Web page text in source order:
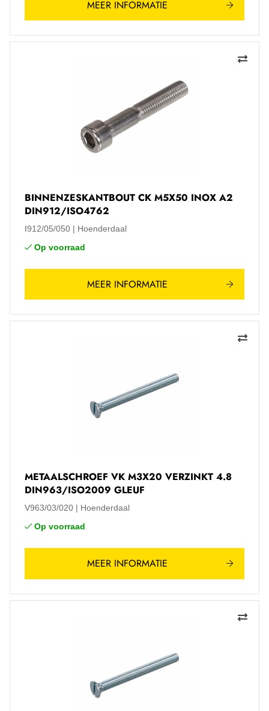
MEER INFORMATIE
BINNENZESKANTBOUT CK M5X50 INOX A2
DIN912/ISO4762
I912/05/050
Hoenderdaal
Op voorraad
MEER INFORMATIE
METAALSCHROEF VK M3X20 VERZINKT 4.8
DIN963/ISO2009 GLEUF
V963/03/020
Hoenderdaal
Op voorraad
MEER INFORMATIE